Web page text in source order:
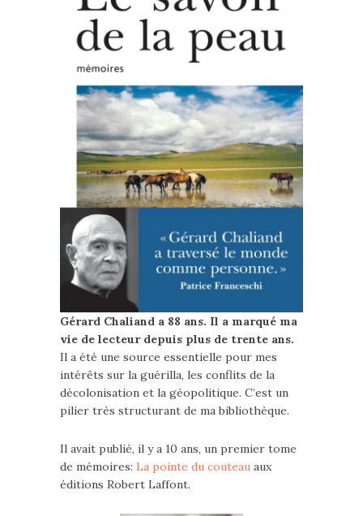
Gérard Chaliand a 88 ans. Il a marqué ma
vie de lecteur depuis plus de trente ans.
Il a été une source essentielle pour mes
intérêts sur la guérilla, les conflits de la
décolonisation et la géopolitique. C’est un
pilier très structurant de ma bibliothèque.
Il avait publié, il y a 10 ans, un premier tome
de mémoires: La pointe du couteau aux
éditions Robert Laffont.